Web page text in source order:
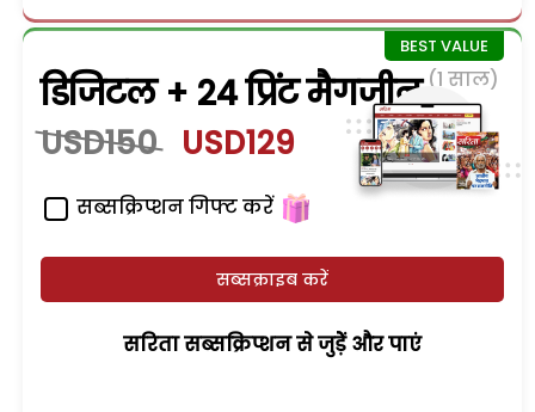
डिजिटल + 24 प्रिंट मैगजीन (1 साल)
USD150 USD129
सब्सक्रिप्शन गिफ्ट करें
सब्सक्राइब करें
सरिता सब्सक्रिप्शन से जुड़ेें और पाएं